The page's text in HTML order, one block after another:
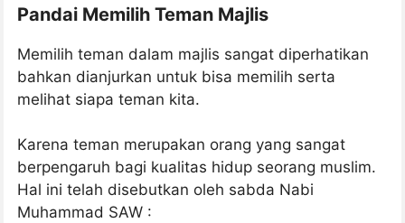
Pandai Memilih Teman Majlis
Memilih teman dalam majlis sangat diperhatikan
bahkan dianjurkan untuk bisa memilih serta
melihat siapa teman kita.
Karena teman merupakan orang yang sangat
berpengaruh bagi kualitas hidup seorang muslim.
Hal ini telah disebutkan oleh sabda Nabi
Muhammad SAW :